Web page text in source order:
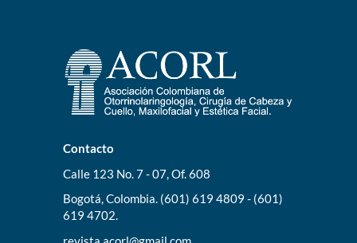
Contacto
Calle 123 No. 7 - 07, Of. 608
Bogotá, Colombia. (601) 619 4809 - (601)
619 4702.